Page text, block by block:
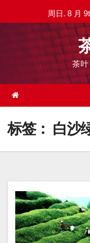
至
周日. 8 月
茶
标签： 白沙